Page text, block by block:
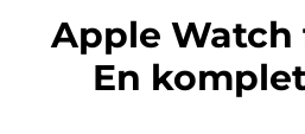
Apple Watch för barn –
En